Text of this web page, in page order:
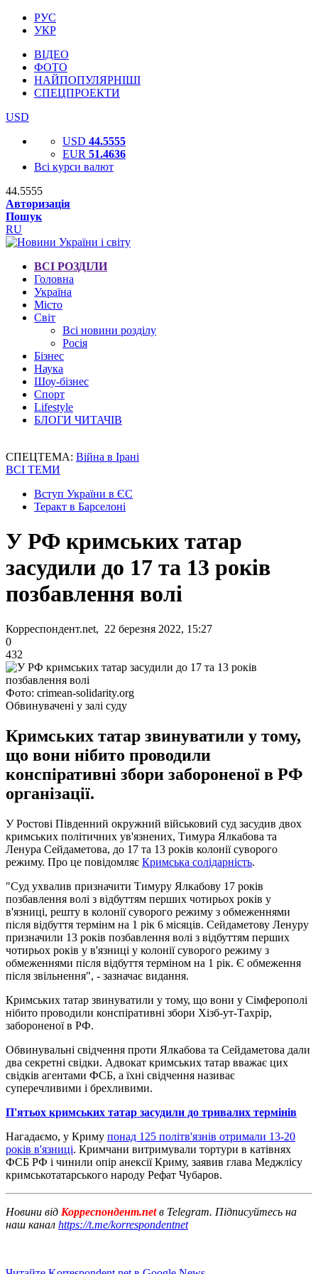
РУС
УКР
ВІДЕО
ФОТО
НАЙПОПУЛЯРНІШІ
СПЕЦПРОЕКТИ
USD
USD 44.5555
EUR 51.4636
Всі курси валют
44.5555
Авторизація
Пошук
RU
ВСІ РОЗДІЛИ
Головна
Україна
Місто
Світ
Всі новини розділу
Росія
Бізнес
Наука
Шоу-бізнес
Спорт
Lifestyle
БЛОГИ ЧИТАЧІВ
СПЕЦТЕМА: Війна в Ірані
ВСІ ТЕМИ
Вступ України в ЄС
Теракт в Барселоні
У РФ кримських татар
засудили до 17 та 13 років
позбавлення волі
Корреспондент.net, 22 березня 2022, 15:27
0
432
Фото: crimean-solidarity.org
Обвинувачені у залі суду
Кримських татар звинуватили у тому,
що вони нібито проводили
конспіративні збори забороненої в РФ
організації.
У Ростові Південний окружний військовий суд засудив двох
кримських політичних ув'язнених, Тимура Ялкабова та
Ленура Сейдаметова, до 17 та 13 років колонії суворого
режиму. Про це повідомляє Кримська солідарність.
"Суд ухвалив призначити Тимуру Ялкабову 17 років
позбавлення волі з відбуттям перших чотирьох років у
в'язниці, решту в колонії суворого режиму з обмеженнями
після відбуття термінм на 1 рік 6 місяців. Сейдаметову Ленуру
призначили 13 років позбавлення волі з відбуттям перших
чотирьох років у в'язниці у колонії суворого режиму з
обмеженнями після відбуття терміном на 1 рік. Є обмеження
після звільнення", - зазначає видання.
Кримських татар звинуватили у тому, що вони у Сімферополі
нібито проводили конспіративні збори Хізб-ут-Тахрір,
забороненої в РФ.
Обвинувальні свідчення проти Ялкабова та Сейдаметова дали
два секретні свідки. Адвокат кримських татар вважає цих
свідків агентами ФСБ, а їхні свідчення називає
суперечливими і брехливими.
П'ятьох кримських татар засудили до тривалих термінів
Нагадаємо, у Криму понад 125 політв'язнів отримали 13-20
років в'язниці. Кримчани витримували тортури в катівнях
ФСБ РФ і чинили опір анексії Криму, заявив глава Меджлісу
кримськотатарського народу Рефат Чубаров.
Новини від Корреспондент.netв Telegram. Підписуйтесь на
наш канал https://t.me/korrespondentnet